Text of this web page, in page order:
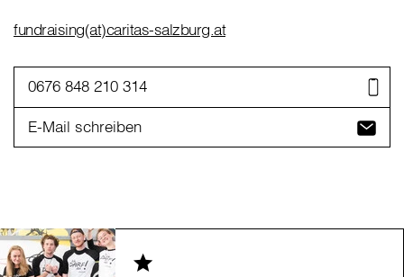
fundraising(at)caritas-salzburg.at
0676 848 210 314
E-Mail schreiben